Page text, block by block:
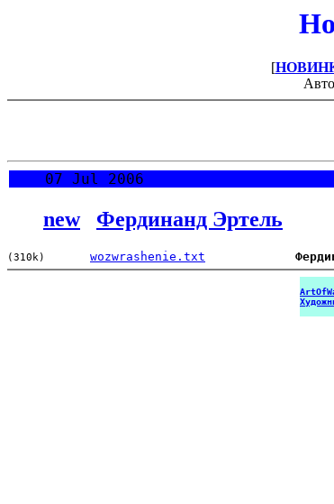
[
07 Jul 2006
new Фердинанд Эртель
(310k) wozwrashenie.txt